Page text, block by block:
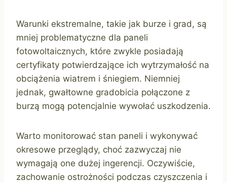
Warunki ekstremalne, takie jak burze i grad, są
mniej problematyczne dla paneli
fotowoltaicznych, które zwykle posiadają
certyfikaty potwierdzające ich wytrzymałość na
obciążenia wiatrem i śniegiem. Niemniej
jednak, gwałtowne gradobicia połączone z
burzą mogą potencjalnie wywołać uszkodzenia.
Warto monitorować stan paneli i wykonywać
okresowe przeglądy, choć zazwyczaj nie
wymagają one dużej ingerencji. Oczywiście,
zachowanie ostrożności podczas czyszczenia i